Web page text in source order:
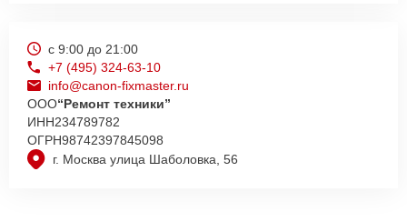
г. Москва улица Шаболовка, 56
с 9:00 до 21:00
+7 (495) 324-63-10
info@canon-fixmaster.ru
ООО“Ремонт техники”
ИНН234789782
ОГРН98742397845098